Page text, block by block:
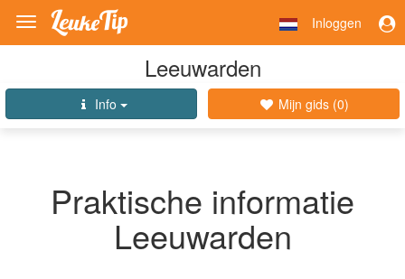
Toggle
navigation
Inloggen
Leeuwarden
Info Mijn gids (0)
Praktische informatie
Leeuwarden